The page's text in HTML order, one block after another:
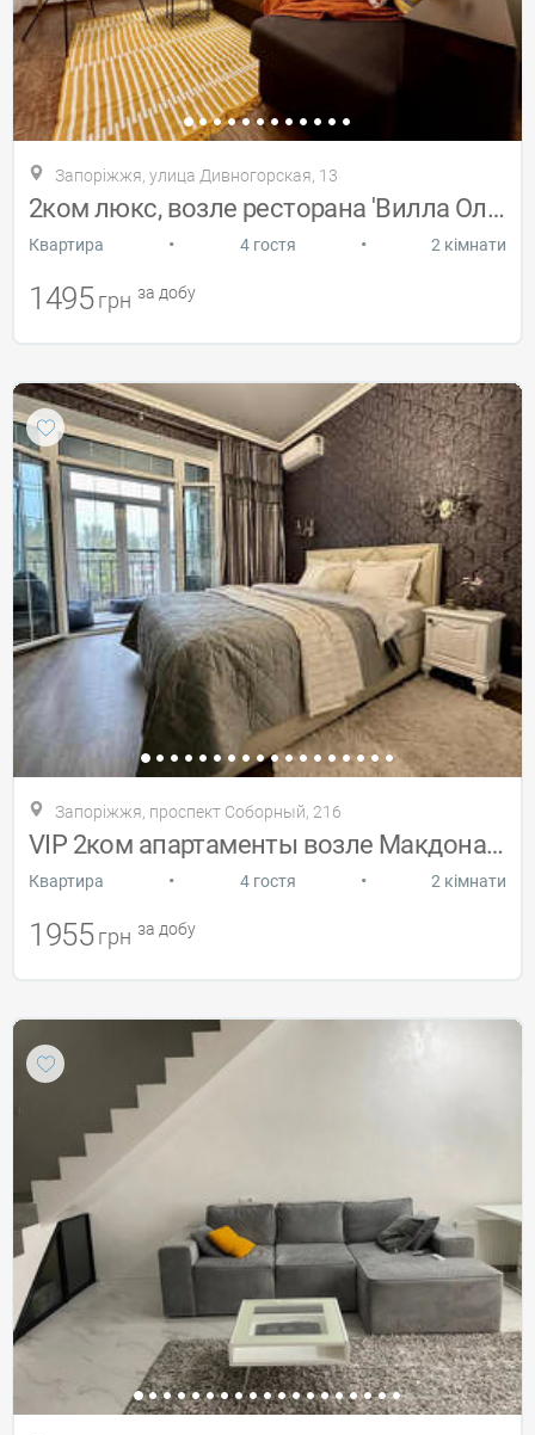
Запоріжжя, улица Дивногорская, 13
2ком люкс, возле ресторана 'Вилла Олива'
Квартира • 4 гостя • 2 кімнати
1495 грн за добу
Запоріжжя, проспект Соборный, 216
VIP 2ком апартаменты возле Макдональдса
Квартира • 4 гостя • 2 кімнати
1955 грн за добу